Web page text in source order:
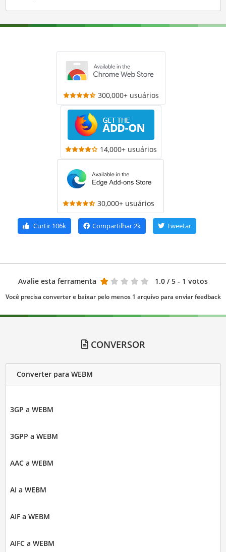
300,000+ usuários
14,000+ usuários
30,000+ usuários
Curtir 106k Compartilhar2k Tweetar
Avalie esta ferramenta 1.0 / 5 - 1 votos
Você precisa converter e baixar pelo menos 1 arquivo para enviar feedback
CONVERSOR
Converter para WEBM
3GP a WEBM
3GPP a WEBM
AAC a WEBM
AI a WEBM
AIF a WEBM
AIFC a WEBM